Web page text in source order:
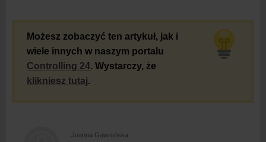
Możesz zobaczyć ten artykuł, jak i
wiele innych w naszym portalu
Controlling 24. Wystarczy, że
klikniesz tutaj.
Joanna Gawrońska